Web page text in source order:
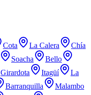
Cota La Calera
Chía
Soacha
Bello
Girardota Itagüí
La
Barranquilla
Malambo